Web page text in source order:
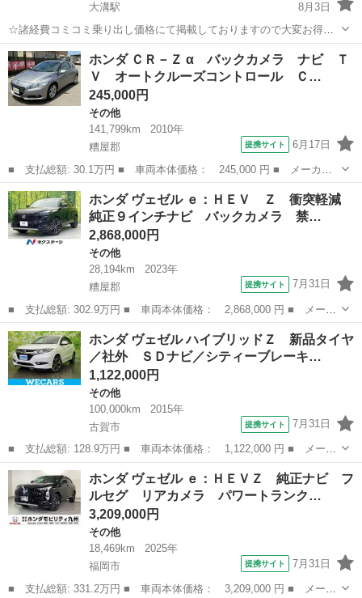
大溝駅
8月3日
☆諸経費コミコミ乗り出し価格にて掲載しておりますので大変お得で
す！ ☆令和8年度自動車税も込みの金額です！ ☆他にもお得な在庫車
両多数御座いますので宜しければ1度プロフィール欄よりご覧下さい！
☆掲載...
福岡 筑後市 大溝駅
ホンダ ＣＲ－Ｚ α バックカメラ ナビ Ｔ
Ｖ オートクルーズコントロール Ｃ…
245,000円
その他
141,799km
2010年
糟屋郡
提携サイト 6月17日
■ 支払総額: 30.1万円 ■ 車両本体価格： 245,000 円 ■ メーカー
名： ホンダ ■ 車種名： ＣＲ－Ｚ ■ グレード名： α バックカ
メラ ナビ ＴＶ オートクルーズコントロール ＣＶＴ オートラ
イト ＨＩ...
福岡 糟屋郡 その他
ホンダ ヴェゼル ｅ：ＨＥＶ Ｚ 衝突軽減
純正９インチナビ バックカメラ 禁…
2,868,000円
その他
28,194km
2023年
糟屋郡
提携サイト 7月31日
■ 支払総額: 302.9万円 ■ 車両本体価格： 2,868,000 円 ■ メーカ
ー名： ホンダ ■ 車種名： ヴェゼル ■ グレード名： ｅ：ＨＥ
Ｖ Ｚ 衝突軽減 純正９インチナビ バックカメラ 禁煙車 レー
ダークル...
福岡 糟屋郡 その他
ホンダ ヴェゼル ハイブリッドＺ 新品タイヤ
／社外 ＳＤナビ／シティーブレーキ…
1,122,000円
その他
100,000km
2015年
古賀市
提携サイト 7月31日
■ 支払総額: 128.9万円 ■ 車両本体価格： 1,122,000 円 ■ メーカ
ー名： ホンダ ■ 車種名： ヴェゼル ■ グレード名： ハイブリ
ッドＺ 新品タイヤ／社外 ＳＤナビ／シティーブレーキアクティブ
システム...
福岡 古賀市 その他
ホンダ ヴェゼル ｅ：ＨＥＶＺ 純正ナビ フ
ルセグ リアカメラ パワートランク…
3,209,000円
その他
18,469km
2025年
福岡市
提携サイト 7月31日
■ 支払総額: 331.2万円 ■ 車両本体価格： 3,209,000 円 ■ メーカ